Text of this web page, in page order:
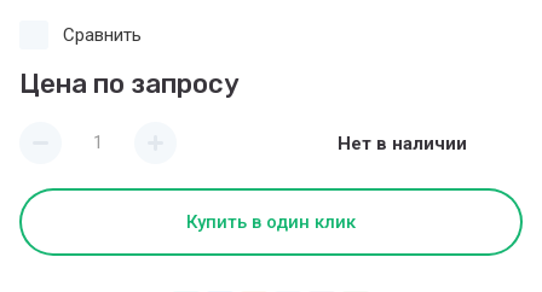
Цена по запросу
Сравнить
Нет в наличии
Купить в один клик